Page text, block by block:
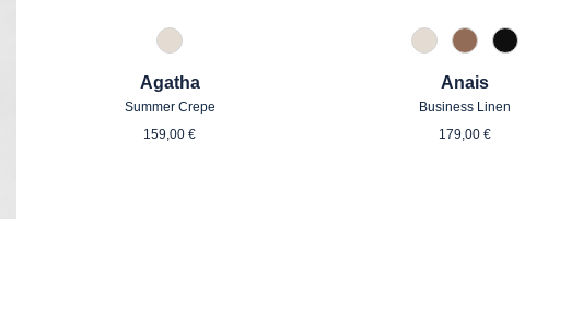
343 Marzipan
Agatha
Summer Crepe
Regulärer Preis:
159,00 €
343 Marzipan
614 Toffee
990
Anais
Business Linen
Regulärer Preis:
179,00 €